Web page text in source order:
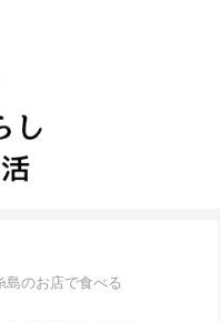
島のお店で食べる